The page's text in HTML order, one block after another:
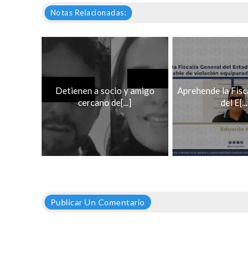
Notas Relacionadas:
Detienen a socio y amigo
cercano de[...]
Aprehende la
del
Publicar Un Comentario